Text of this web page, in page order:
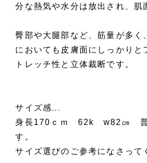
分な熱気や水分は放出され、肌
臀部や大腿部など、筋量が多く
においても皮膚面にしっかりと
トレッチ性と立体裁断です。
サイズ感...
身長170ｃｍ 62k w82㎝ 普
す。
サイズ選びのご参考になさって